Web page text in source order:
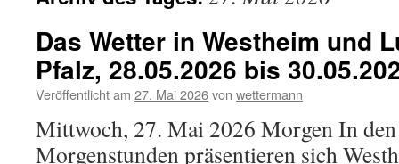
Das Wetter in Westheim und
Pfalz, 28.05.2026 bis
Veröffentlicht am 27. Mai 2026von wettermann
Mittwoch, 27. Mai 2026 Morgen In
Morgenstunden präsentieren sich